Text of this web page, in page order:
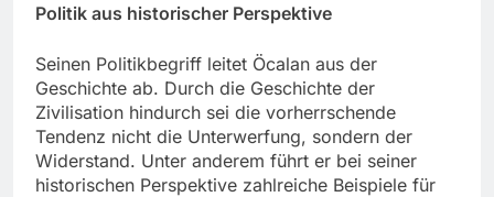
Politik aus historischer Perspektive
Seinen Politikbegriff leitet Öcalan aus der
Geschichte ab. Durch die Geschichte der
Zivilisation hindurch sei die vorherrschende
Tendenz nicht die Unterwerfung, sondern der
Widerstand. Unter anderem führt er bei seiner
historischen Perspektive zahlreiche Beispiele für